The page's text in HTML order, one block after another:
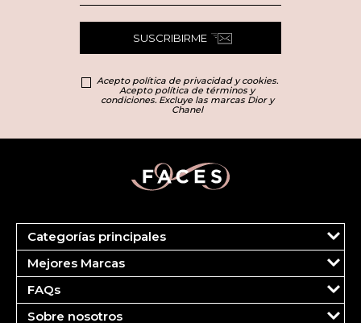
SUSCRIBIRME
Acepto política de privacidad y cookies.
Acepto política de términos y
condiciones. Excluye las marcas Dior y
Chanel
Categorías principales
Marcas
Dior
Más Vendidos
Fragancias
Maquillaje
Mejores Marcas
Clinique
Estee Lauder
Carolina Herrera
FAQs
Tu cuenta
Sobre nosotros